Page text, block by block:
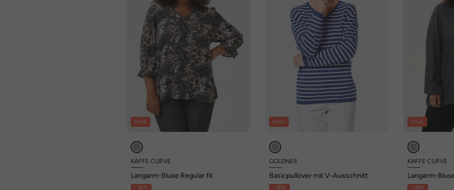
SALE
KAFFE CURVE
Langarm-Bluse Regular fit
- 36%
SALE
GOLDNER
Basicpullover mit V-Ausschnitt
- 36%
SALE
KAFFE CURVE
Langarm-
- 36%